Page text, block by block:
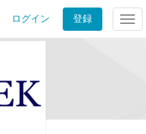
ログイン 登録